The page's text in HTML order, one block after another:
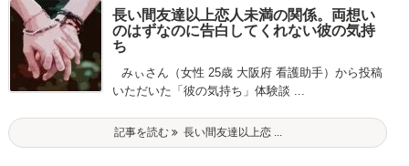
長い間友達以上恋人未満の関係。両想い
のはずなのに告白してくれない彼の気持
ち
みぃさん（女性 25歳 大阪府 看護助手）から投稿
いただいた「彼の気持ち」体験談 ...
記事を読む 長い間友達以上恋 ...